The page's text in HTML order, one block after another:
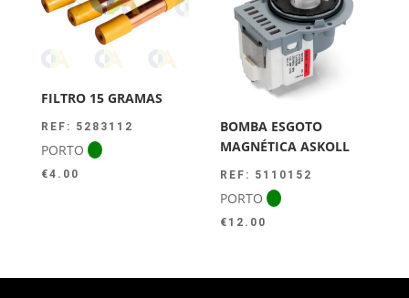
FILTRO 15 GRAMAS
REF: 5283112
PORTO
€4.00
BOMBA ESGOTO
MAGNÉTICA ASKOLL
REF: 5110152
PORTO
€ 12.00